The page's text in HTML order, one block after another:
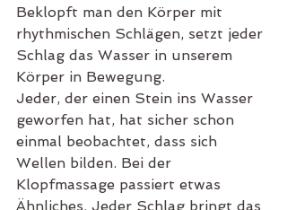
Beklopft man den Körper mit
rhythmischen Schlägen, setzt jeder
Schlag das Wasser in unserem
Körper in Bewegung.
Jeder, der einen Stein ins Wasser
geworfen hat, hat sicher schon
einmal beobachtet, dass sich
Wellen bilden. Bei der
Klopfmassage passiert etwas
Ähnliches. Jeder Schlag bringt das